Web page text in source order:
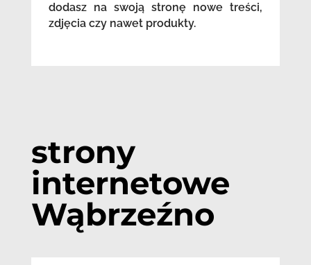
dodasz na swoją stronę nowe treści,
zdjęcia czy nawet produkty.
strony
internetowe
Wąbrzeźno